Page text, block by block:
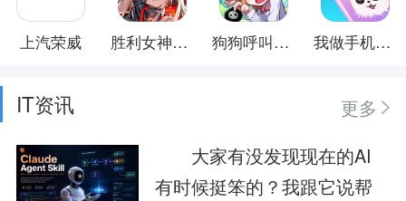
上汽荣威 胜利女神：新的希望 狗狗呼叫喵星 我做手机壳特好看
IT资讯
更多
大家有没发现现在的AI
有时候挺笨的？我跟它说帮